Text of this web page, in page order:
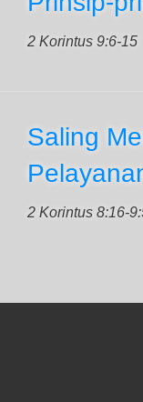
2 Korintus 9:6-15
Saling
2 Korintus 8:16-